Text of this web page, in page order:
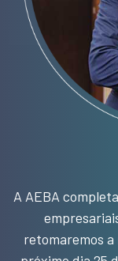
A AEBA
retomaremos a